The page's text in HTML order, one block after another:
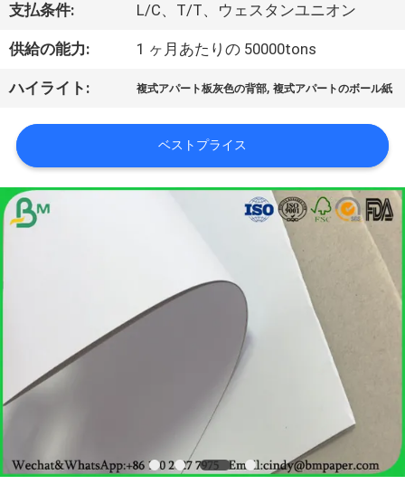
工
場
ツ
ア
ー
品
連
く
支払条件: L/C、T/T、ウェスタンユニオン
供給の能力: 1 ヶ月あたりの 50000tons
ハイライト: 複式アパート板灰色の背部,複式アパートのボール紙
ベストプライス